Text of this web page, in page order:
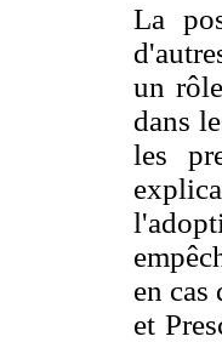
La
un
dans
les
en
et